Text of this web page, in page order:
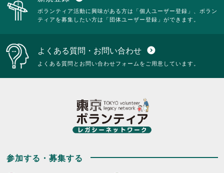
ボランティア活動に興味がある方は「個人ユーザー登録」、ボラン
ティアを募集したい方は「団体ユーザー登録」ができます。
よくある質問・お問い合わせ expand_circle_down
よくある質問とお問い合わせフォームをご用意しています。
参加する・募集する